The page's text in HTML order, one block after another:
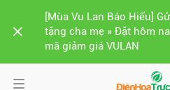
[Mùa Vu Lan Báo Hiếu]
tặng cha mẹ » Đặt hôm
mã giảm giá VULAN